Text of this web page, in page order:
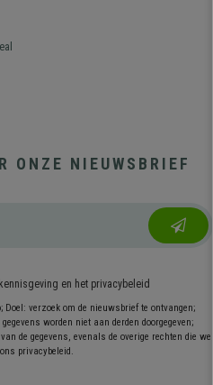
ONZE NIEUWSBRIEF
en het privacybeleid
verzoek om de nieuwsbrief te ontvangen;
worden niet aan derden doorgegeven;
de gegevens, evenals de overige rechten die we
privacybeleid.